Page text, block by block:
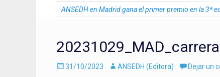
ANSEDH en Madrid gana el primer premio en la 3ª
Enviado
31/10/2023 AutorANSEDH (Editora) Dejar un